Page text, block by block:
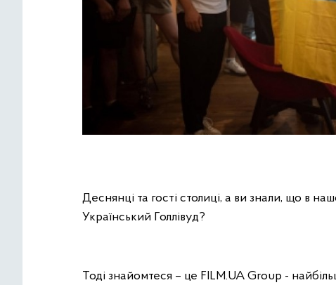
Деснянці та гості столиці, а ви знали, що в
Український Голлівуд?
Тоді знайомтеся – це FILM.UA Group -